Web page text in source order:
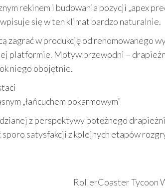
rekinem i budowania pozycji „apex
się w ten klimat bardzo naturalnie.
zagrać w produkcję od renomowanego
platformie. Motyw przewodni –
niego obojętnie.
„łańcuchem pokarmowym”
z perspektywy potężnego
satysfakcji z kolejnych etapów
RollerCoaster Tycoon